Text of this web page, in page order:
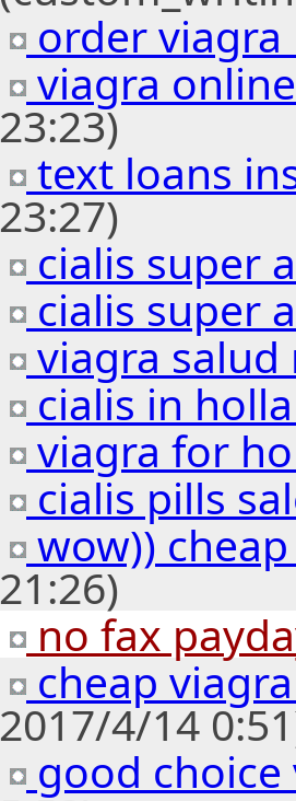
order viagra
viagra
23:23)
text loans
23:27)
cialis super
cialis super
viagra
cialis in
viagra for
cialis pills
wow))
21:26)
no fax
cheap
2017/4/14
good